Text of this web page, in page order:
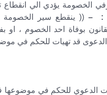
الخصومة يؤدي الي
: –(( ينقطع سير الخصومة
بوفاة احد الخصوم ، او
الدعوى قد تهيات للحكم في
الدعوي للحكم في موضوعها